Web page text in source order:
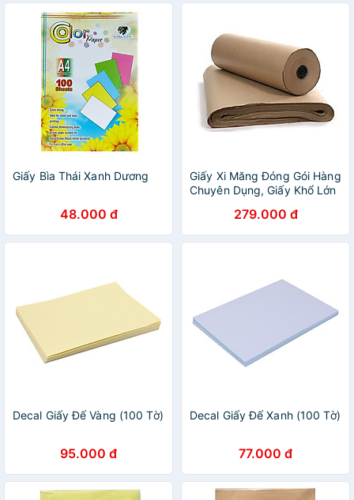
Giấy Bìa Thái Xanh Dương
48.000 đ
Giấy Xi Măng Đóng Gói Hàng
Chuyên Dụng, Giấy Khổ Lớn
279.000 đ
Decal Giấy Đế Vàng (100 Tờ)
95.000 đ
Decal Giấy Đế Xanh (100 Tờ)
77.000 đ